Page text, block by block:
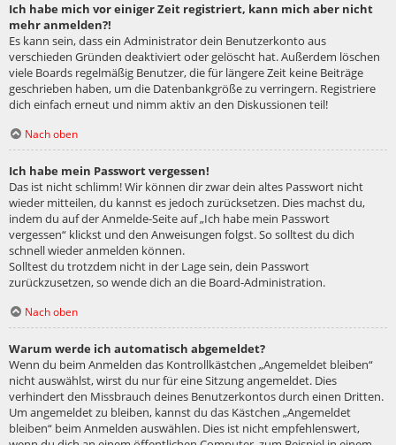
Ich habe mich vor einiger Zeit registriert, kann mich aber nicht
mehr anmelden?!
Es kann sein, dass ein Administrator dein Benutzerkonto aus
verschieden Gründen deaktiviert oder gelöscht hat. Außerdem löschen
viele Boards regelmäßig Benutzer, die für längere Zeit keine Beiträge
geschrieben haben, um die Datenbankgröße zu verringern. Registriere
dich einfach erneut und nimm aktiv an den Diskussionen teil!
Nach oben
Ich habe mein Passwort vergessen!
Das ist nicht schlimm! Wir können dir zwar dein altes Passwort nicht
wieder mitteilen, du kannst es jedoch zurücksetzen. Dies machst du,
indem du auf der Anmelde-Seite auf „Ich habe mein Passwort
vergessen“ klickst und den Anweisungen folgst. So solltest du dich
schnell wieder anmelden können.
Solltest du trotzdem nicht in der Lage sein, dein Passwort
zurückzusetzen, so wende dich an die Board-Administration.
Nach oben
Warum werde ich automatisch abgemeldet?
Wenn du beim Anmelden das Kontrollkästchen „Angemeldet bleiben“
nicht auswählst, wirst du nur für eine Sitzung angemeldet. Dies
verhindert den Missbrauch deines Benutzerkontos durch einen Dritten.
Um angemeldet zu bleiben, kannst du das Kästchen „Angemeldet
bleiben“ beim Anmelden auswählen. Dies ist nicht empfehlenswert,